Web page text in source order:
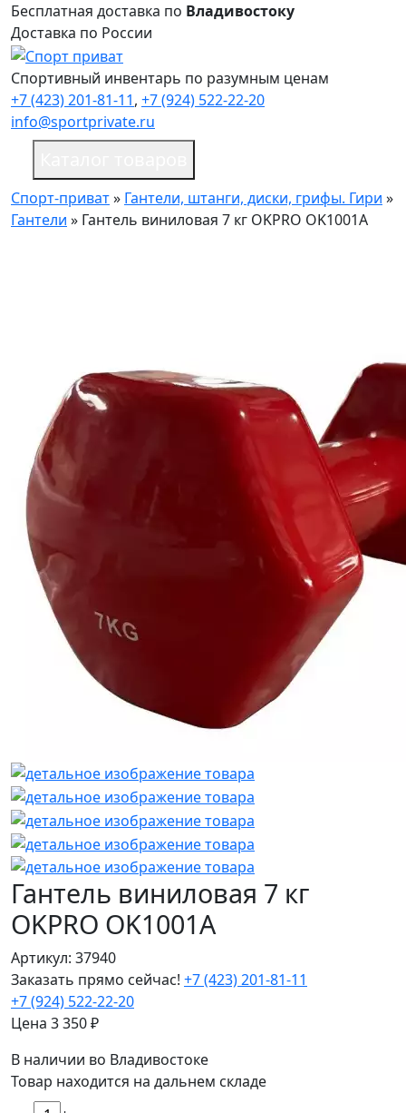
Бесплатная доставка по Владивостоку
Доставка по России
Спортивный инвентарь по разумным ценам
+7 (423) 201-81-11, +7 (924) 522-22-20
info@sportprivate.ru
Спорт-приват» Гантели, штанги, диски, грифы. Гири »
Гантели » Гантель виниловая 7 кг OKPRO OK1001A
Гантель виниловая 7 кг
OKPRO OK1001A
Артикул: 37940
Заказать прямо сейчас! +7 (423) 201-81-11
+7 (924) 522-22-20
Цена 3 350₽
В наличии во Владивостоке
Товар находится на дальнем складе